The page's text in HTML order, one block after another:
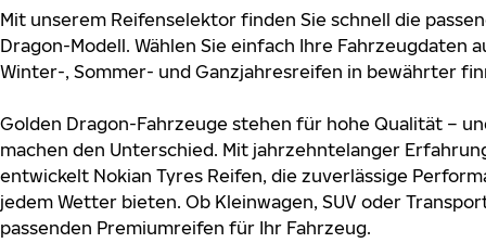
Mit unserem Reifenselektor finden Sie schnell die
Dragon-Modell. Wählen Sie einfach Ihre Fahrzeugdaten
Winter-, Sommer- und Ganzjahresreifen in bewährter
Golden Dragon-Fahrzeuge stehen für hohe Qualität –
machen den Unterschied. Mit jahrzehntelanger
entwickelt Nokian Tyres Reifen, die zuverlässige
jedem Wetter bieten. Ob Kleinwagen, SUV oder
passenden Premiumreifen für Ihr Fahrzeug.